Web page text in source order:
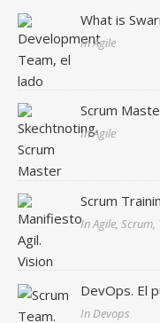
What is
In Agile
Scrum
In Agile
Scrum
In Agile, Scrum,
DevOps. El
In Devops